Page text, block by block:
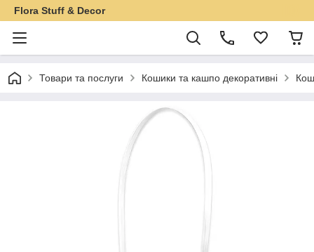
Flora Stuff & Decor
Товари та послуги Кошики та кашпо декоративні